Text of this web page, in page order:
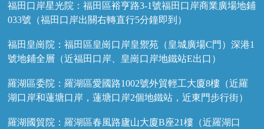
福田口岸星光院：福田區裕亨路3-1號福田口岸商業廣場地鋪
033號（福田口岸出關右轉直行5分鐘即到）
福田皇崗院：福田區皇崗口岸皇禦苑（皇城廣場C門）深港1
號地鋪全層（近福田口岸、皇崗口岸地鐵站E出口）
羅湖區委院：羅湖區愛國路1002號外貿輕工大廈8樓（近羅
湖口岸和蓮塘口岸，蓮塘口岸2個地鐵站，近東門步行街）
羅湖國貿院：羅湖區春風路廬山大廈B座21樓（近羅湖口